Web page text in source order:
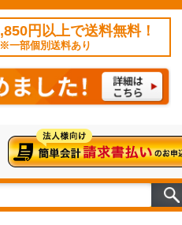
円以上で送料無料！
※一部個別送料あり